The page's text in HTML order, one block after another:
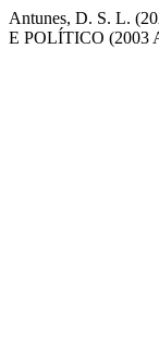
Antunes, D. S. L.
E POLÍTICO (2003